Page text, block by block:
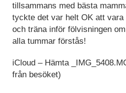
tillsammans med bästa
tyckte det var helt OK att
och träna inför fölvisningen
alla tummar förstås!
iCloud – Hämta
från besöket)